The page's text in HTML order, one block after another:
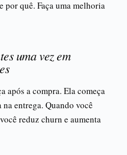
por quê. Faça uma melhoria
uma vez em
após a compra. Ela começa
entrega. Quando você
reduz churn e aumenta